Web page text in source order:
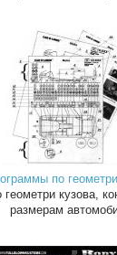
по
кузова,
размерам